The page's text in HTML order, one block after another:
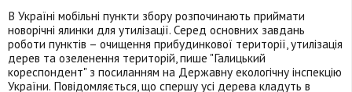
В Україні мобільні пункти збору розпочинають приймати
новорічні ялинки для утилізації. Серед основних завдань
роботи пунктів – очищення прибудинкової території, утилізація
дерев та озеленення територій, пише "Галицький
кореспондент" з посиланням на Державну екологічну інспекцію
України. Повідомляється, що спершу усі дерева кладуть в